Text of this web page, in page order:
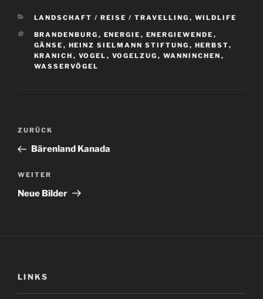
KATEGORIEN
LANDSCHAFT / REISE / TRAVELLING , WILDLIFE
SCHLAGWÖRTER
BRANDENBURG , ENERGIE , ENERGIEWENDE ,
GÄNSE , HEINZ SIELMANN STIFTUNG , HERBST,
KRANICH , VOGEL , VOGELZUG , WANNINCHEN ,
WASSERVÖGEL
Beitragsnavigation
Vorheriger
Beitrag
ZURÜCK
Bärenland Kanada
Nächster
Beitrag
WEITER
Neue Bilder
LINKS